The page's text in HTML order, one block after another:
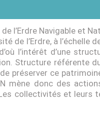
l’Erdre Navigable et
de l’Erdre, à l’échelle
l’intérêt d’une
Structure référente
préserver ce
mène donc des
Les collectivités et leurs